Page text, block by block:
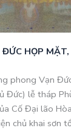
HỌP
phong Vạn
Đức) lễ tháp
Cố Đại lão
chủ khai sơn